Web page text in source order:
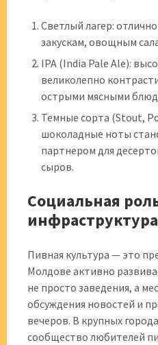
Светлый лагер:
закускам, овощным
IPA (India Pale Ale):
великолепно
острыми мясными
Темные сорта (Stout,
шоколадные ноты
партнером для
сыров.
Социальная
Пивная культура — это
Молдове активно
не просто заведения, а
обсуждения новостей и
вечеров. В крупных
сообщество любителей